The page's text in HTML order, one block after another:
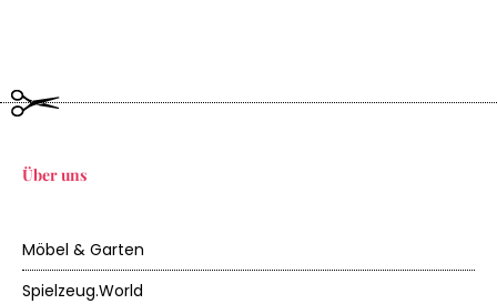
Über uns
Möbel & Garten
Spielzeug.World